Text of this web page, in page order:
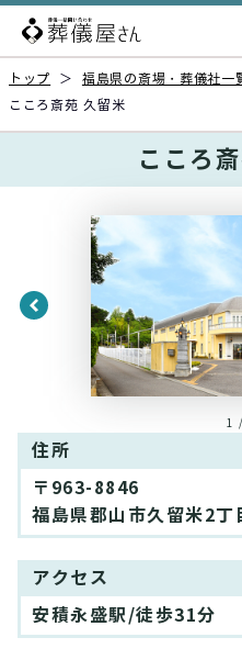
トップ ＞ 福島県の斎場・葬儀社一
こころ斎苑 久留米
こころ
1
住所
〒963-8846
福島県郡山市久留米2丁
アクセス
安積永盛駅/徒歩31分